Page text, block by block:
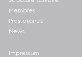
Membres
Prestataires
News
Impressum